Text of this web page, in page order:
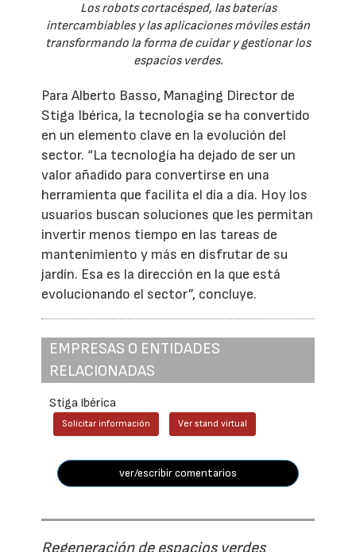
Los robots cortacésped, las baterías
intercambiables y las aplicaciones móviles están
transformando la forma de cuidar y gestionar los
espacios verdes.
Para Alberto Basso, Managing Director de
Stiga Ibérica, la tecnología se ha convertido
en un elemento clave en la evolución del
sector. “La tecnología ha dejado de ser un
valor añadido para convertirse en una
herramienta que facilita el día a día. Hoy los
usuarios buscan soluciones que les permitan
invertir menos tiempo en las tareas de
mantenimiento y más en disfrutar de su
jardín. Esa es la dirección en la que está
evolucionando el sector”, concluye.
EMPRESAS O ENTIDADES
RELACIONADAS
Stiga Ibérica
Solicitar información Ver stand virtual
ver/escribir comentarios